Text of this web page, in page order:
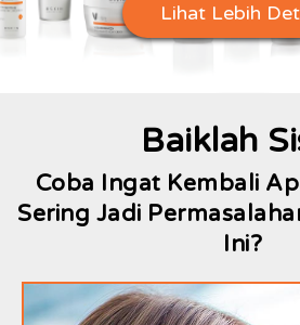
Lihat Lebih
Baiklah
Coba Ingat Kembali
Sering Jadi
Ini?